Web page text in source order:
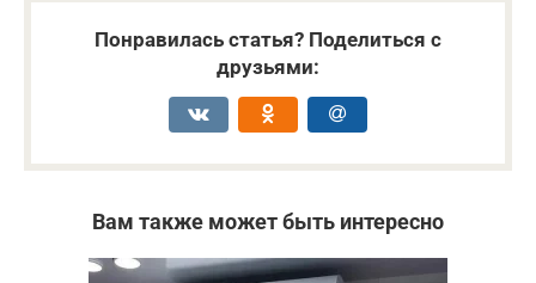
Понравилась статья? Поделиться с
друзьями:
Вам также может быть интересно